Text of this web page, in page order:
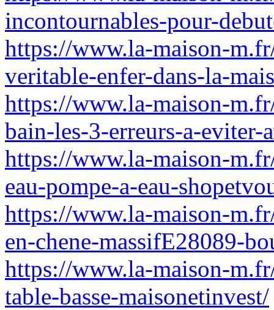
incontournables-pour-
https://www.la-maison-
veritable-enfer-dans-la-
https://www.la-maison-
bain-les-3-erreurs-a-
https://www.la-maison-
eau-pompe-a-eau-
https://www.la-maison-
en-chene-massifE28089-
https://www.la-maison-
table-basse-maisonetinvest/